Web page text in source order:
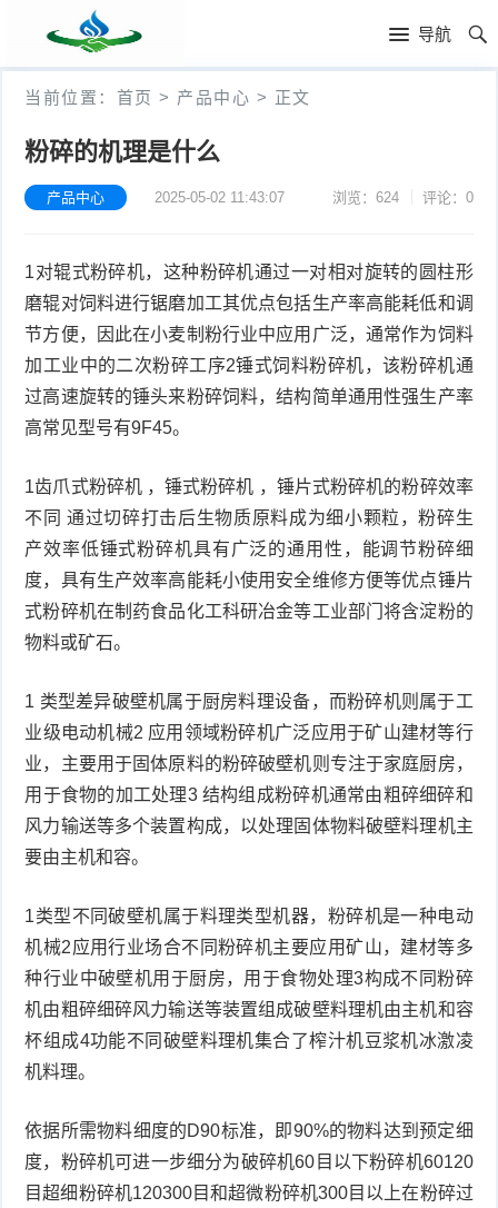
导航
页
首
当前位置： 首页 > 产品中心 > 正文
粉碎的机理是什么
产品中心 2025-05-02 11:43:07 浏览：624 评论：0
1对辊式粉碎机，这种粉碎机通过一对相对旋转的圆柱形
磨辊对饲料进行锯磨加工其优点包括生产率高能耗低和调
节方便，因此在小麦制粉行业中应用广泛，通常作为饲料
加工业中的二次粉碎工序2锤式饲料粉碎机，该粉碎机通
过高速旋转的锤头来粉碎饲料，结构简单通用性强生产率
高常见型号有9F45。
1齿爪式粉碎机 ，锤式粉碎机 ，锤片式粉碎机的粉碎效率
不同 通过切碎打击后生物质原料成为细小颗粒，粉碎生
产效率低锤式粉碎机具有广泛的通用性，能调节粉碎细
度，具有生产效率高能耗小使用安全维修方便等优点锤片
式粉碎机在制药食品化工科研冶金等工业部门将含淀粉的
物料或矿石。
1 类型差异破壁机属于厨房料理设备，而粉碎机则属于工
业级电动机械2 应用领域粉碎机广泛应用于矿山建材等行
业，主要用于固体原料的粉碎破壁机则专注于家庭厨房，
用于食物的加工处理3 结构组成粉碎机通常由粗碎细碎和
风力输送等多个装置构成，以处理固体物料破壁料理机主
要由主机和容。
1类型不同破壁机属于料理类型机器，粉碎机是一种电动
机械2应用行业场合不同粉碎机主要应用矿山，建材等多
种行业中破壁机用于厨房，用于食物处理3构成不同粉碎
机由粗碎细碎风力输送等装置组成破壁料理机由主机和容
杯组成4功能不同破壁料理机集合了榨汁机豆浆机冰激凌
机料理。
依据所需物料细度的D90标准，即90%的物料达到预定细
度，粉碎机可进一步细分为破碎机60目以下粉碎机60120
目超细粉碎机120300目和超微粉碎机300目以上在粉碎过